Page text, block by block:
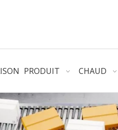
PRODUIT CHAUD